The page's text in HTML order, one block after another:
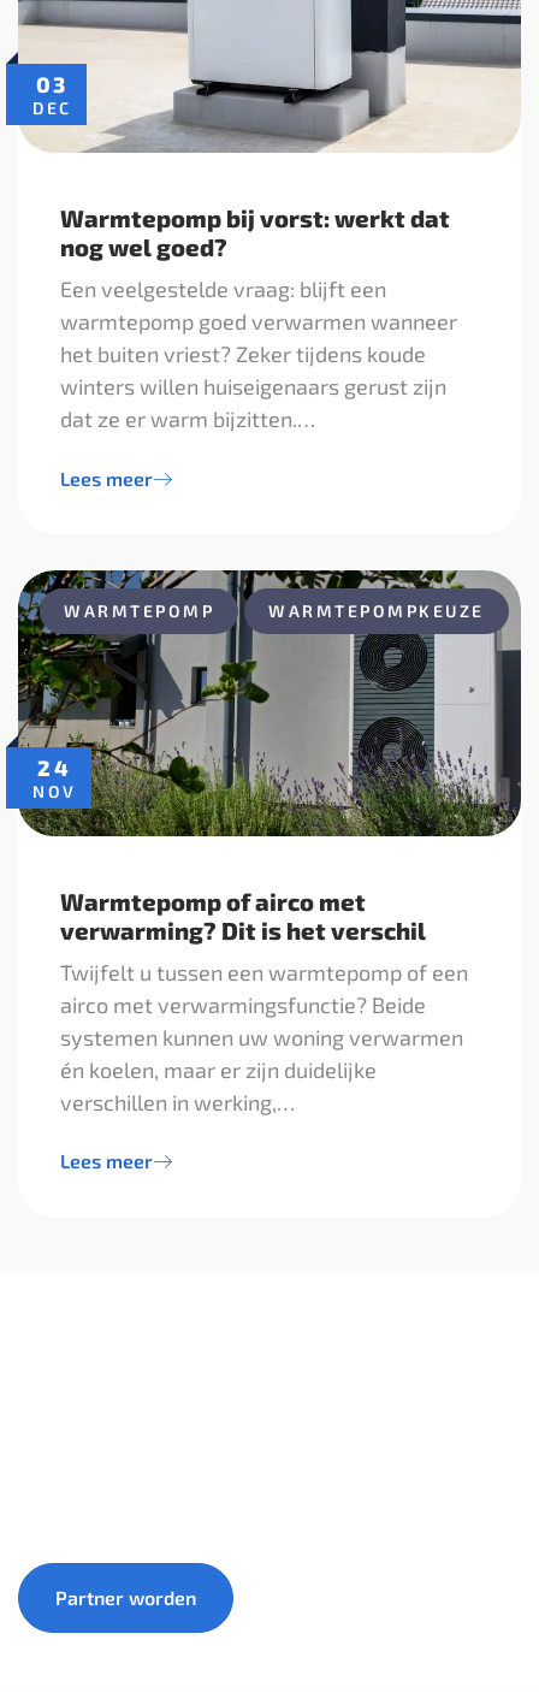
03
DEC
Warmtepomp bij vorst: werkt dat
nog wel goed?
Een veelgestelde vraag: blijft een
warmtepomp goed verwarmen wanneer
het buiten vriest? Zeker tijdens koude
winters willen huiseigenaars gerust zijn
dat ze er warm bijzitten.…
Lees meer
24
NOV
WARMTEPOMP WARMTEPOMPKEUZE
Warmtepomp of airco met
verwarming? Dit is het verschil
Twijfelt u tussen een warmtepomp of een
airco met verwarmingsfunctie? Beide
systemen kunnen uw woning verwarmen
én koelen, maar er zijn duidelijke
verschillen in werking,…
Lees meer
Partner worden